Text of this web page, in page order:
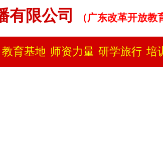
有限公司 （广东改革开放教
教育基地 师资力量 研学旅行 培